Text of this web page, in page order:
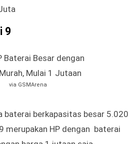
9
via GSMArena
baterai berkapasitas besar 5.020
merupakan HP dengan baterai